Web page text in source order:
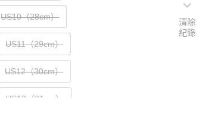
US10（28cm）
US11（29cm）
US12（30cm）
US13（31cm）
清除
紀錄